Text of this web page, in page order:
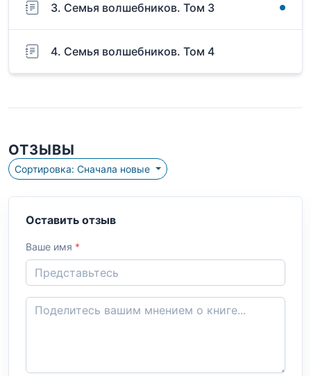
3. Семья волшебников. Том 3
4. Семья волшебников. Том 4
ОТЗЫВЫ
Сортировка: Сначала новые
Оставить отзыв
Ваше имя *